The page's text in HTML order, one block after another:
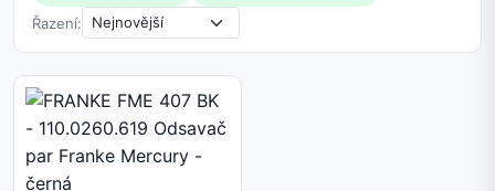
Řazení: